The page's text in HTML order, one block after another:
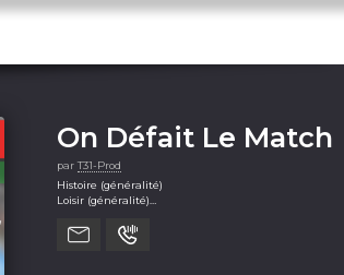
On Défait Le Match
par T31-Prod
Histoire (généralité)
Loisir (généralité)
Sport > Football
Sport > Football (soccer)